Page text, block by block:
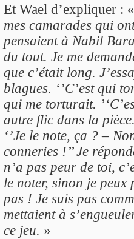
Et Wael d’expliquer :
mes camarades qui
pensaient à Nabil
du tout. Je me
que c’était long.
blagues. ‘’C’est qui
qui me torturait.
autre flic dans la
‘’Je le note, ça ? –
conneries !’’ Je
n’a pas peur de toi,
le noter, sinon je
pas ! Je suis pas
mettaient à
ce jeu. »